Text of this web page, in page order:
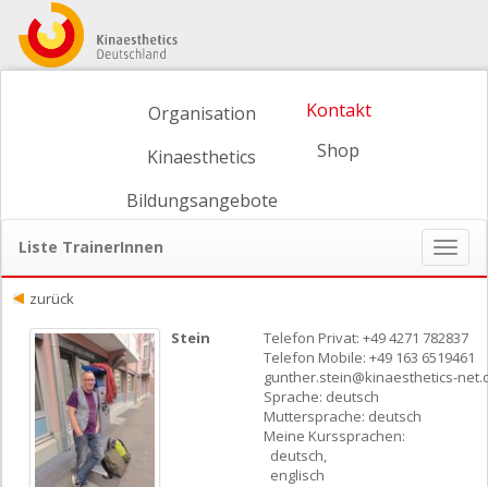
Organisation
Kinaesthetics
Bildungsangebote
Kontakt
Shop
Liste TrainerInnen
ein-/
zurück
Stein
Telefon Privat: +49 4271 782837
Telefon Mobile: +49 163 6519461
gunther.stein@kinaesthetics-
Sprache: deutsch
Muttersprache: deutsch
Meine Kurssprachen:
deutsch,
englisch